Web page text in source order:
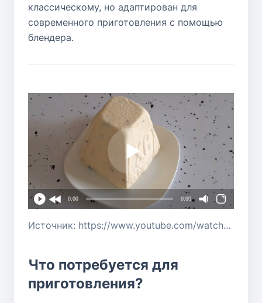
классическому, но адаптирован для
современного приготовления с помощью
блендера.
0:00 0:00
Источник: https://www.youtube.com/watch?v=5JO6K839OQU
Что потребуется для
приготовления?